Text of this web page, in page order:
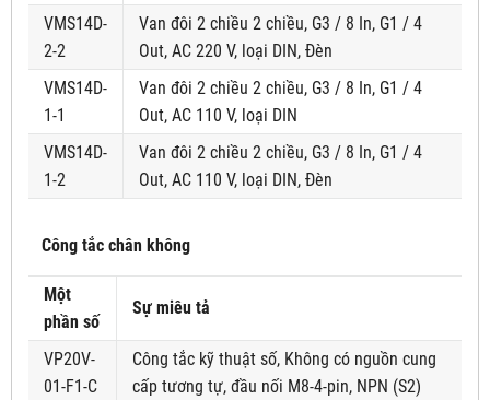
VMS14D-
2-2
Van đôi 2 chiều 2 chiều, G3 / 8 In, G1 / 4
Out, AC 220 V, loại DIN, Đèn
VMS14D-
1-1
Van đôi 2 chiều 2 chiều, G3 / 8 In, G1 / 4
Out, AC 110 V, loại DIN
VMS14D-
1-2
Van đôi 2 chiều 2 chiều, G3 / 8 In, G1 / 4
Out, AC 110 V, loại DIN, Đèn
Công tắc chân không
Một
phần số
Sự miêu tả
VP20V-
01-F1-C
Công tắc kỹ thuật số, Không có nguồn cung
cấp tương tự, đầu nối M8-4-pin, NPN (S2)